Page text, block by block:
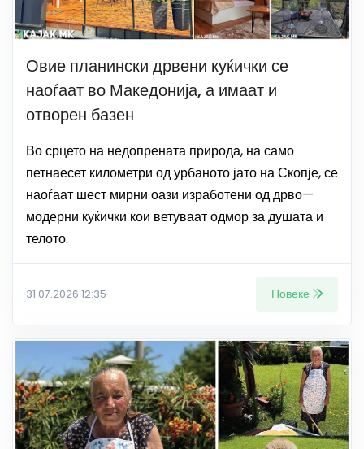
Овие планински дрвени куќички се
наоѓаат во Македонија, а имаат и
отворен базен
Во срцето на недопрената природа, на само
петнаесет километри од урбаното јато на Скопје, се
наоѓаат шест мирни оази изработени од дрво—
модерни куќички кои ветуваат одмор за душата и
телото.
31.07.2026 12:35 Повеќе